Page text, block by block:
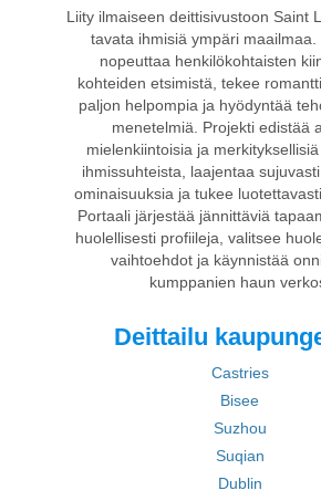
Liity ilmaiseen deittisivustoon Saint
tavata ihmisiä ympäri maailmaa.
nopeuttaa henkilökohtaisten
kohteiden etsimistä, tekee
paljon helpompia ja hyödyntää
menetelmiä. Projekti edistää
mielenkiintoisia ja
ihmissuhteista, laajentaa
ominaisuuksia ja tukee
Portaali järjestää jännittäviä
huolellisesti profiileja, valitsee
vaihtoehdot ja käynnistää
kumppanien haun
Deittailu
Castries
Bisee
Suzhou
Suqian
Dublin